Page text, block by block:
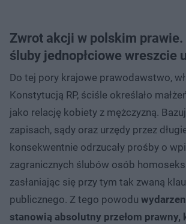
Zwrot akcji w polskim
śluby jednopłciowe wreszcie
Do tej pory krajowe prawodawstwo,
Konstytucją RP, ściśle określało
jako relację kobiety z mężczyzną.
zapisach, sądy oraz urzędy przez
konsekwentnie odrzucały prośby o
zagranicznych ślubów osób
zasłaniając się przy tym tak zwaną
publicznego. Z tego powodu
stanowią absolutny przełom prawny,